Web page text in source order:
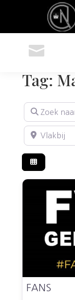

Tag:
Zoek naar
Vlakbij
FANS